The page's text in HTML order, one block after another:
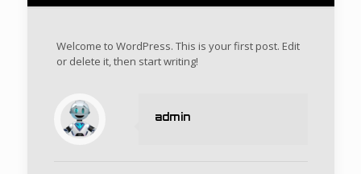
Welcome to WordPress. This is your first post. Edit
or delete it, then start writing!
admin